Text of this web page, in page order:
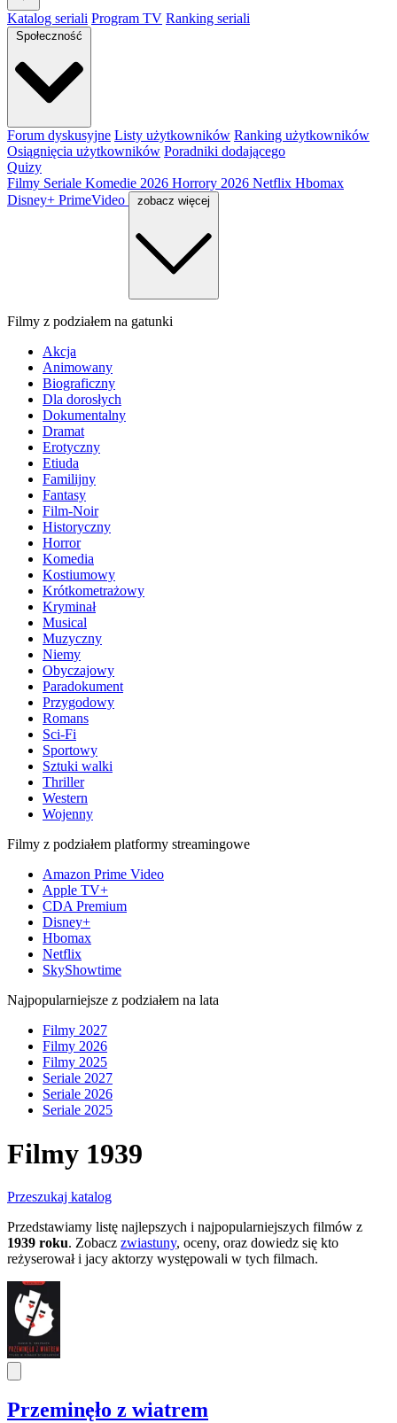
Katalog seriali Program TV Ranking seriali
Społeczność
Forum dyskusyjne Listy użytkowników Ranking użytkowników
Osiągnięcia użytkowników Poradniki dodającego
Quizy
Filmy Seriale Komedie 2026 Horrory 2026 Netflix Hbomax
Disney+ PrimeVideo zobacz więcej
Filmy z podziałem na gatunki
Akcja
Animowany
Biograficzny
Dla dorosłych
Dokumentalny
Dramat
Erotyczny
Etiuda
Familijny
Fantasy
Film-Noir
Historyczny
Horror
Komedia
Kostiumowy
Krótkometrażowy
Kryminał
Musical
Muzyczny
Niemy
Obyczajowy
Paradokument
Przygodowy
Romans
Sci-Fi
Sportowy
Sztuki walki
Thriller
Western
Wojenny
Filmy z podziałem platformy streamingowe
Amazon Prime Video
Apple TV+
CDA Premium
Disney+
Hbomax
Netflix
SkyShowtime
Najpopularniejsze z podziałem na lata
Filmy 2027
Filmy 2026
Filmy 2025
Seriale 2027
Seriale 2026
Seriale 2025
Filmy 1939
Przeszukaj katalog
Przedstawiamy listę najlepszych i najpopularniejszych filmów z
1939 roku. Zobacz zwiastuny, oceny, oraz dowiedz się kto
reżyserował i jacy aktorzy występowali w tych filmach.
Przeminęło z wiatrem